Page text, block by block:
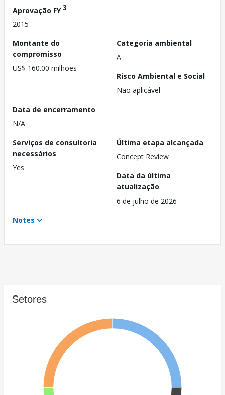
Aprovação FY3
2015
Montante do
compromisso
US$ 160.00 milhões
Categoria ambiental
A
Risco Ambiental e Social
Não aplicável
Data de encerramento
N/A
Serviços de consultoria
necessários
Yes
Última etapa alcançada
Concept Review
Data da última
atualização
6 de julho de 2026
Notes
Setores